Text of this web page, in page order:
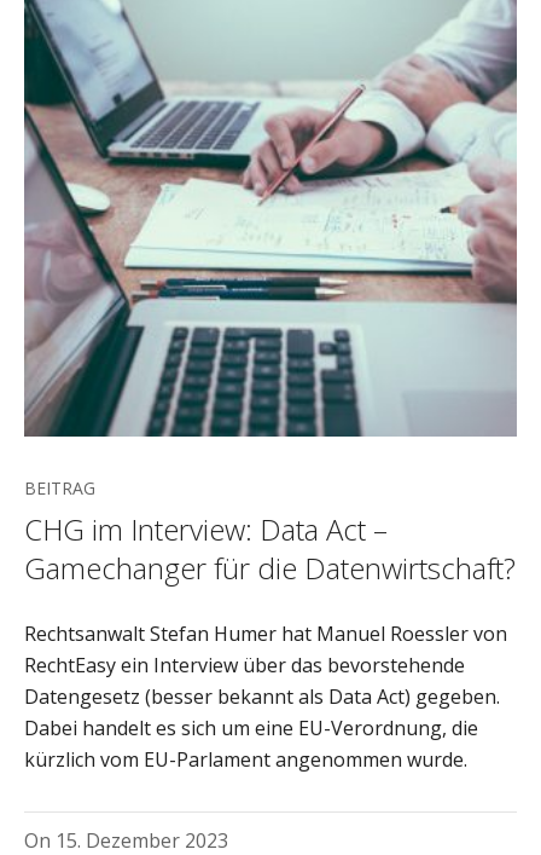
BEITRAG
CHG im Interview: Data Act –
Gamechanger für die Datenwirtschaft?
Rechtsanwalt Stefan Humer hat Manuel Roessler von
RechtEasy ein Interview über das bevorstehende
Datengesetz (besser bekannt als Data Act) gegeben.
Dabei handelt es sich um eine EU-Verordnung, die
kürzlich vom EU-Parlament angenommen wurde.
On 15. Dezember 2023